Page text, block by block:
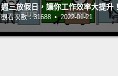
next step.
我很愛她。我想我真的很想再和
週三放假日，讓你工作效率大提升！
觀看次數：31688 • 2022-01-21